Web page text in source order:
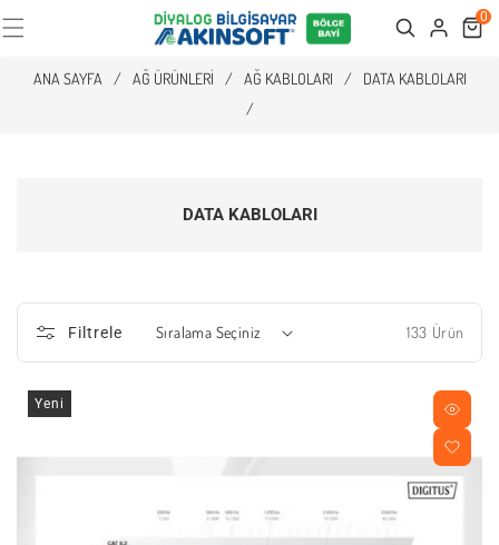
Search Cart
0
ANA SAYFA / AĞ ÜRÜNLERI / AĞ KABLOLARI /
DATA KABLOLARI
/
DATA KABLOLARI
Filtrele 133 Ürün
Yeni